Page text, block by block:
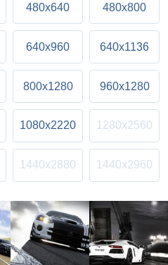
480x640 480x800
640x960 640x1136
800x1280 960x1280
1080x2220 1280x2560
1440x2880 1440x2960